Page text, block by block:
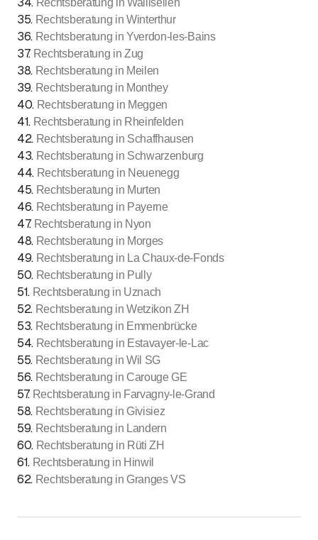
Rechtsberatung in Wallisellen
35. Rechtsberatung in Winterthur
36. Rechtsberatung in Yverdon-les-Bains
37. Rechtsberatung in Zug
38. Rechtsberatung in Meilen
39. Rechtsberatung in Monthey
40. Rechtsberatung in Meggen
41. Rechtsberatung in Rheinfelden
42. Rechtsberatung in Schaffhausen
43. Rechtsberatung in Schwarzenburg
44. Rechtsberatung in Neuenegg
45. Rechtsberatung in Murten
46. Rechtsberatung in Payerne
47. Rechtsberatung in Nyon
48. Rechtsberatung in Morges
49. Rechtsberatung in La Chaux-de-Fonds
50. Rechtsberatung in Pully
51. Rechtsberatung in Uznach
52. Rechtsberatung in Wetzikon ZH
53. Rechtsberatung in Emmenbrücke
54. Rechtsberatung in Estavayer-le-Lac
55. Rechtsberatung in Wil SG
56. Rechtsberatung in Carouge GE
57. Rechtsberatung in Farvagny-le-Grand
58. Rechtsberatung in Givisiez
59. Rechtsberatung in Landern
60. Rechtsberatung in Rüti ZH
61. Rechtsberatung in Hinwil
62. Rechtsberatung in Granges VS